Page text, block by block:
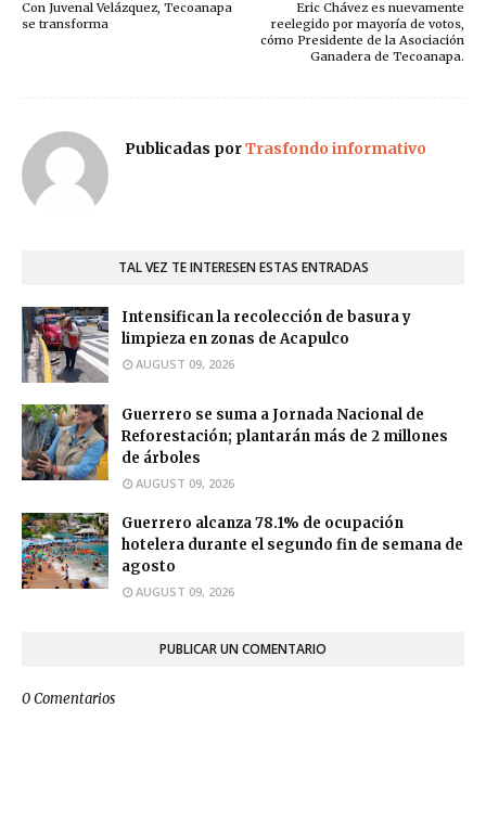
Eric Chávez es nuevamente
reelegido por mayoría de votos,
cómo Presidente de la Asociación
Ganadera de Tecoanapa.
Con Juvenal Velázquez, Tecoanapa
se transforma
Publicadas porTrasfondo informativo
TAL VEZ TE INTERESEN ESTAS ENTRADAS
Intensifican la recolección de basura y
limpieza en zonas de Acapulco
AUGUST 09, 2026
Guerrero se suma a Jornada Nacional de
Reforestación; plantarán más de 2 millones
de árboles
AUGUST 09, 2026
Guerrero alcanza 78.1% de ocupación
hotelera durante el segundo fin de semana de
agosto
AUGUST 09, 2026
PUBLICAR UN COMENTARIO
0 Comentarios